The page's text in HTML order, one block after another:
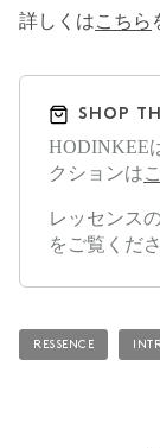
詳しくはこちら
SHOP
HODINKEE
クションは
レッセンス
をご覧くださ
RESSENCE